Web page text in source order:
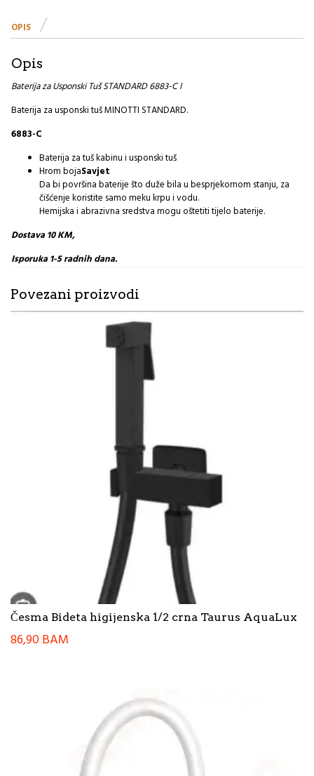
I
OPIS
Opis
Baterija za Usponski Tuš STANDARD 6883-C I
Baterija za usponski tuš MINOTTI STANDARD.
6883-C
Baterija za tuš kabinu i usponski tuš
Hrom bojaSavjet
Da bi površina baterije što duže bila u besprjekornom stanju, za
čišćenje koristite samo meku krpu i vodu.
Hemijska i abrazivna sredstva mogu oštetiti tijelo baterije.
Dostava 10 KM,
Isporuka 1-5 radnih dana.
Povezani proizvodi
Česma Bideta higijenska 1/2 crna Taurus AquaLux
86,90BAM